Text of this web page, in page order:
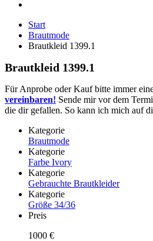
Start
Brautmode
Brautkleid 1399.1
Brautkleid 1399.1
Für Anprobe oder Kauf bitte immer
vereinbaren! Sende mir vor dem
die dir gefallen. So kann ich mich auf
Kategorie
Brautmode
Kategorie
Farbe Ivory
Kategorie
Gebrauchte Brautkleider
Kategorie
Größe 34/36
Preis
1000 €